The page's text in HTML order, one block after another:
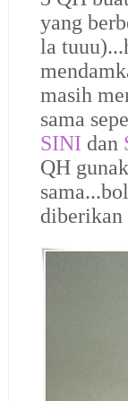
yang
la
masih
sama
SINI dan
QH
diberikan